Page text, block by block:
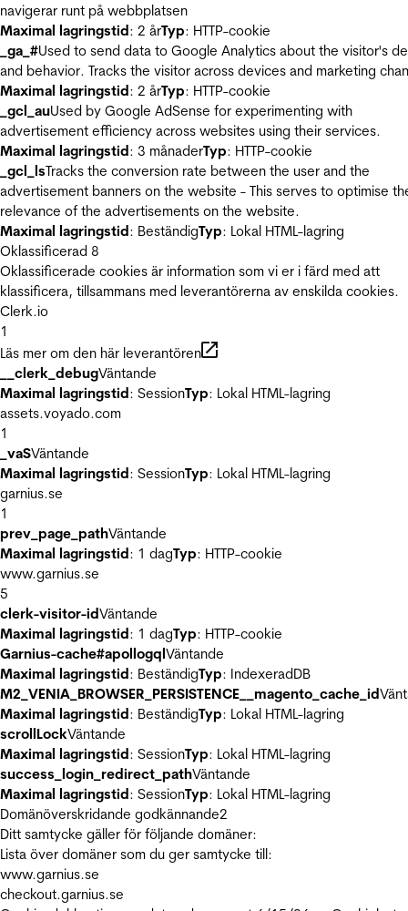
navigerar runt på webbplatsen
Maximal lagringstid: 2 årTyp: HTTP-cookie
_ga_#Used to send data to Google Analytics about the visitor's
and behavior. Tracks the visitor across devices and marketing
Maximal lagringstid: 2 årTyp: HTTP-cookie
_gcl_auUsed by Google AdSense for experimenting with
advertisement efficiency across websites using their services.
Maximal lagringstid: 3 månaderTyp: HTTP-cookie
_gcl_lsTracks the conversion rate between the user and the
advertisement banners on the website - This serves to optimise
relevance of the advertisements on the website.
Maximal lagringstid: BeständigTyp: Lokal HTML-lagring
Oklassificerad 8
Oklassificerade cookies är information som vi er i färd med att
klassificera, tillsammans med leverantörerna av enskilda cookies.
Clerk.io
1
Läs mer om den här leverantören
__clerk_debugVäntande
Maximal lagringstid: SessionTyp: Lokal HTML-lagring
assets.voyado.com
1
_vaSVäntande
Maximal lagringstid: SessionTyp: Lokal HTML-lagring
garnius.se
1
prev_page_pathVäntande
Maximal lagringstid: 1 dagTyp: HTTP-cookie
www.garnius.se
5
clerk-visitor-idVäntande
Maximal lagringstid: 1 dagTyp: HTTP-cookie
Garnius-cache#apollogqlVäntande
Maximal lagringstid: BeständigTyp: IndexeradDB
M2_VENIA_BROWSER_PERSISTENCE__magento_cache_id
Maximal lagringstid: BeständigTyp: Lokal HTML-lagring
scrollLockVäntande
Maximal lagringstid: SessionTyp: Lokal HTML-lagring
success_login_redirect_pathVäntande
Maximal lagringstid: SessionTyp: Lokal HTML-lagring
Domänöverskridande godkännande2
Ditt samtycke gäller för följande domäner:
Lista över domäner som du ger samtycke till:
www.garnius.se
checkout.garnius.se